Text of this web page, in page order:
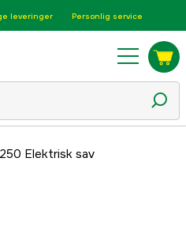
leveringer Personlig service
Elektrisk sav